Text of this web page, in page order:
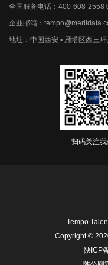
全国服务电话：400-608-2558
企业邮箱：
地址：中国西安 ▪ 雁塔区西三
扫码关注我
Tempo
Copyright ©
陕ICP